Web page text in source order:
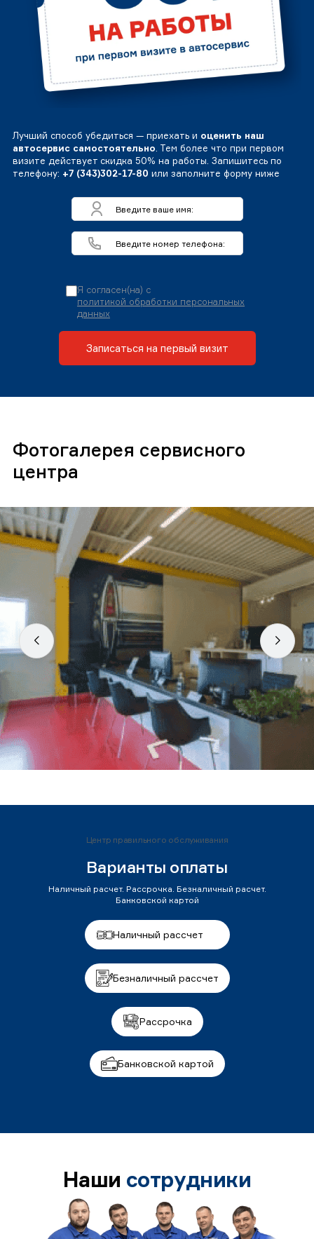
Лучший способ убедиться — приехать и оценить наш
автосервис самостоятельно. Тем более что при первом
визите действует скидка 50% на работы. Запишитесь по
телефону: +7 (343)302-17-80 или заполните форму ниже
Я согласен(на) с
политикой обработки персональных
данных
Записаться на первый визит
Фотогалерея сервисного
центра
Центр правильного обслуживания
Варианты оплаты
Наличный расчет. Рассрочка. Безналичный расчет.
Банковской картой
Наличный рассчет
Безналичный рассчет
Рассрочка
Банковской картой
Наши сотрудники